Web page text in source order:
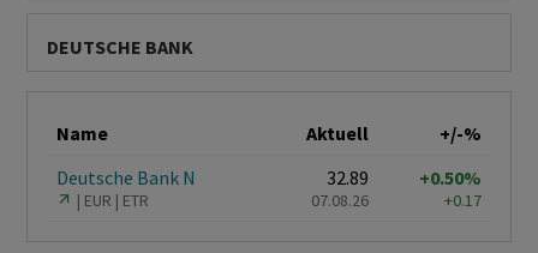
DEUTSCHE BANK
Name Aktuell
+/-%
Deutsche Bank N
EUR ETR
32.89
07.08.26
+0.50%
+0.17